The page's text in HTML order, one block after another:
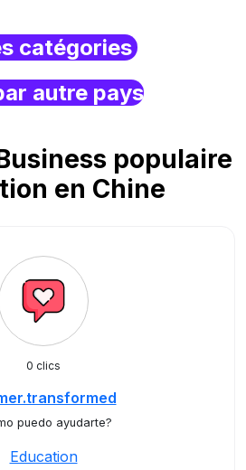
catégories
autre pays
populaire
en Chine
0 clics
puedo ayudarte?
Education